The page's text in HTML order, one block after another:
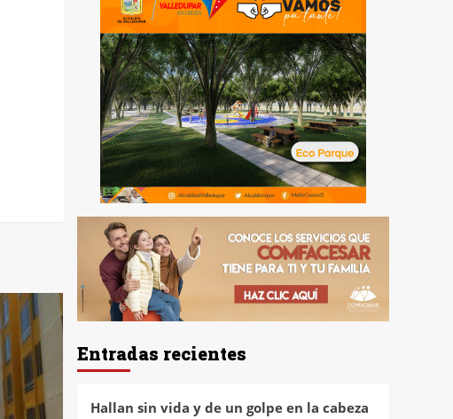
Entradas recientes
Hallan sin vida y de un golpe en la cabeza